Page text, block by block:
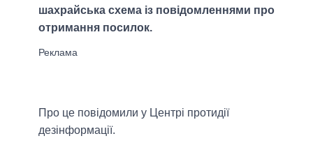
шахрайська схема із повідомленнями про
отримання посилок.
Про це повідомили у Центрі протидії
дезінформації.